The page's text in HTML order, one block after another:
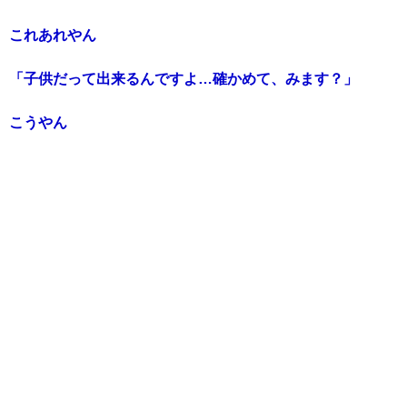
これあれやん
「子供だって出来るんですよ…確かめて、みます？」
こうやん